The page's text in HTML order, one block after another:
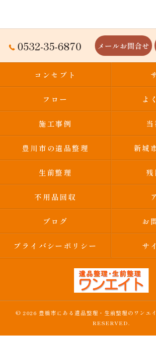
0532-35-6870 メールお問合せ
コンセプト
フロー よ
施工事例
豊川市の遺品整理 新城
生前整理
不用品回収
ブログ お
プライバシーポリシー サ
© 2026 豊橋市にある遺品整理・生前整理のワン
RESERVED.